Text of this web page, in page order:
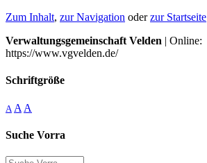
Zum Inhalt, zur Navigation oderzur Startseite
Verwaltungsgemeinschaft Velden | Online:
https://www.vgvelden.de/
Schriftgröße
A A A
Suche Vorra